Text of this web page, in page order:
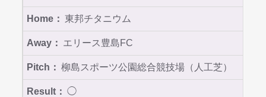
東邦チタニウム
エリース豊島FC
柳島スポーツ公園総合競技場（人工芝）
◯